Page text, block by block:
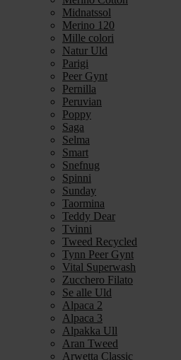
Midnatssol
Merino 120
Mille colori
Natur Uld
Parigi
Peer Gynt
Pernilla
Peruvian
Poppy
Saga
Selma
Smart
Snefnug
Spinni
Sunday
Taormina
Teddy Dear
Tvinni
Tweed Recycled
Tynn Peer Gynt
Vital Superwash
Zucchero Filato
Se alle Uld
Alpaca 2
Alpaca 3
Alpakka Ull
Aran Tweed
Arwetta Classic